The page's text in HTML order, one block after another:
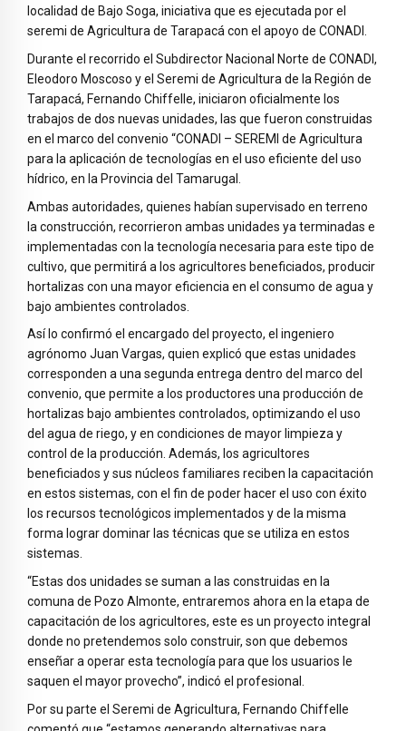
localidad de Bajo Soga, iniciativa que es ejecutada por el
seremi de Agricultura de Tarapacá con el apoyo de CONADI.
Durante el recorrido el Subdirector Nacional Norte de CONADI,
Eleodoro Moscoso y el Seremi de Agricultura de la Región de
Tarapacá, Fernando Chiffelle, iniciaron oficialmente los
trabajos de dos nuevas unidades, las que fueron construidas
en el marco del convenio “CONADI – SEREMI de Agricultura
para la aplicación de tecnologías en el uso eficiente del uso
hídrico, en la Provincia del Tamarugal.
Ambas autoridades, quienes habían supervisado en terreno
la construcción, recorrieron ambas unidades ya terminadas e
implementadas con la tecnología necesaria para este tipo de
cultivo, que permitirá a los agricultores beneficiados, producir
hortalizas con una mayor eficiencia en el consumo de agua y
bajo ambientes controlados.
Así lo confirmó el encargado del proyecto, el ingeniero
agrónomo Juan Vargas, quien explicó que estas unidades
corresponden a una segunda entrega dentro del marco del
convenio, que permite a los productores una producción de
hortalizas bajo ambientes controlados, optimizando el uso
del agua de riego, y en condiciones de mayor limpieza y
control de la producción. Además, los agricultores
beneficiados y sus núcleos familiares reciben la capacitación
en estos sistemas, con el fin de poder hacer el uso con éxito
los recursos tecnológicos implementados y de la misma
forma lograr dominar las técnicas que se utiliza en estos
sistemas.
“Estas dos unidades se suman a las construidas en la
comuna de Pozo Almonte, entraremos ahora en la etapa de
capacitación de los agricultores, este es un proyecto integral
donde no pretendemos solo construir, son que debemos
enseñar a operar esta tecnología para que los usuarios le
saquen el mayor provecho”, indicó el profesional.
Por su parte el Seremi de Agricultura, Fernando Chiffelle